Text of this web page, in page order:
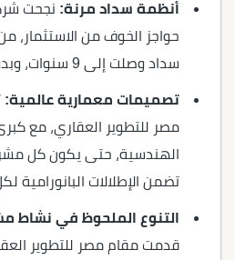
أنظمة سداد مرنة: نجحت
حواجز الخوف من الاستثمار،
سداد وصلت إلى 9 سنوات، وبدون دفع مقدم.
تصميمات معمارية عالمية:
مصر للتطوير العقاري، مع
الهندسية، حتى يكون كل
تضمن الإطلالات البانورامية
التنوع الملحوظ في نشاط
قدمت مقام مصر للتطوير